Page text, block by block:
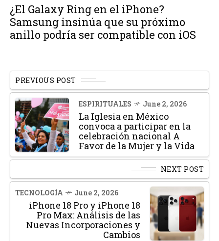
¿El Galaxy Ring en el iPhone?
Samsung insinúa que su próximo
anillo podría ser compatible con iOS
PREVIOUS POST
ESPIRITUALES June 2, 2026
La Iglesia en México
convoca a participar en la
celebración nacional A
Favor de la Mujer y la Vida
NEXT POST
TECNOLOGÍA June 2, 2026
iPhone 18 Pro y iPhone 18
Pro Max: Análisis de las
Nuevas Incorporaciones y
Cambios